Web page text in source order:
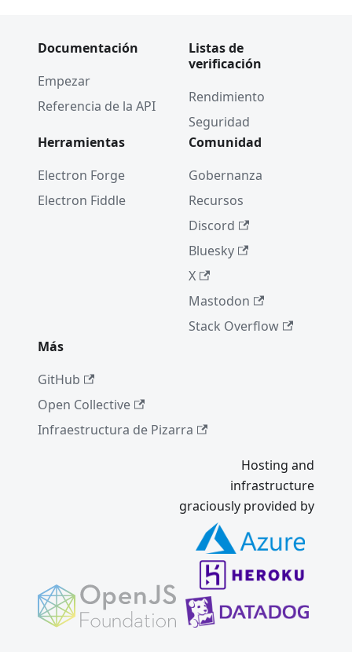
de Apple
Servidor
Comunit
Discord y
erfest
Electron
Project
Google
of Docs
Electron
8.0.0
Documentación
Empezar
Referencia de la API
Listas de
verificación
Rendimiento
Seguridad
Herramientas
Electron Forge
Electron Fiddle
Comunidad
Gobernanza
Recursos
Discord
Bluesky
X
Mastodon
Stack Overflow
Más
GitHub
Open Collective
Infraestructura de Pizarra
Hosting and
infrastructure
graciously provided by